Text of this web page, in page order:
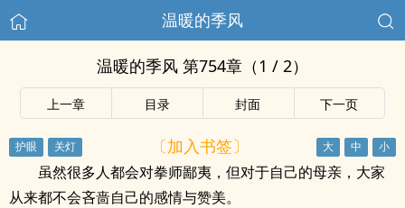
温暖的季风
温暖的季风 第754章（1 / 2）
上一章 目录 封面 下一页
〔加入书签〕
虽然很多人都会对拳师鄙夷，但对于自己的母亲，大家
从来都不会吝啬自己的感情与赞美。